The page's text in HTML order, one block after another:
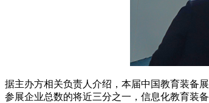
据主办方相关负责人介绍，本届中国教育装备
参展企业总数的将近三分之一，信息化教育装